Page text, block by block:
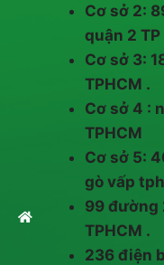
Cơ sở 2:
quận 2
Cơ sở 3:
TPHCM .
Cơ sở 4 :
TPHCM
Cơ sở 5:
gò vấp
99 đường
TPHCM .
236 điện